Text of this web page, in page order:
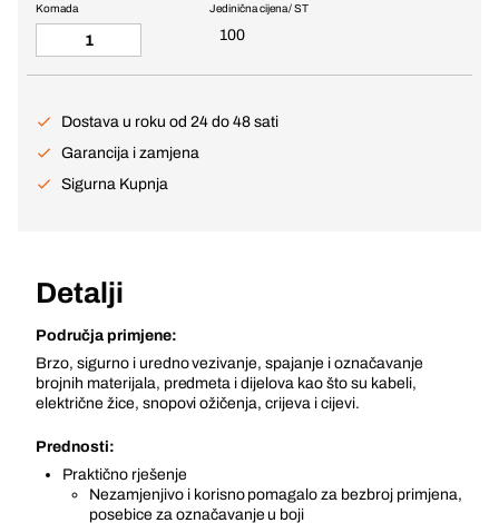
Jedinična cijena / ST
100
Komada
Dostava u roku od 24 do 48 sati
Garancija i zamjena
Sigurna Kupnja
Detalji
Područja primjene:
Brzo, sigurno i uredno vezivanje, spajanje i označavanje
brojnih materijala, predmeta i dijelova kao što su kabeli,
električne žice, snopovi ožičenja, crijeva i cijevi.
Prednosti:
Praktično rješenje
Nezamjenjivo i korisno pomagalo za bezbroj primjena,
posebice za označavanje u boji